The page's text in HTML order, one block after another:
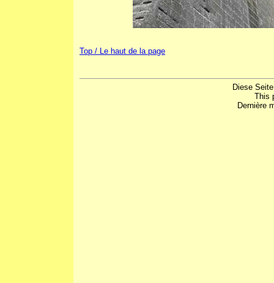
Top / Le haut de la page
Diese
This
Dernière